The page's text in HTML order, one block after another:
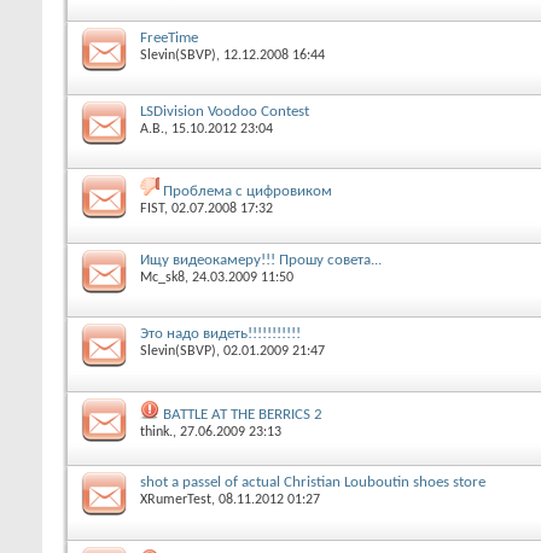
FreeTime
Slevin(SBVP)‎, 12.12.2008 16:44
LSDivision Voodoo Contest
A.B.‎, 15.10.2012 23:04
Проблема с цифровиком
FIST‎, 02.07.2008 17:32
Ищу видеокамеру!!! Прошу совета...
Mc_sk8‎, 24.03.2009 11:50
Это надо видеть!!!!!!!!!!!
Slevin(SBVP)‎, 02.01.2009 21:47
BATTLE AT THE BERRICS 2
think.‎, 27.06.2009 23:13
shot a passel of actual Christian Louboutin shoes store
XRumerTest‎, 08.11.2012 01:27